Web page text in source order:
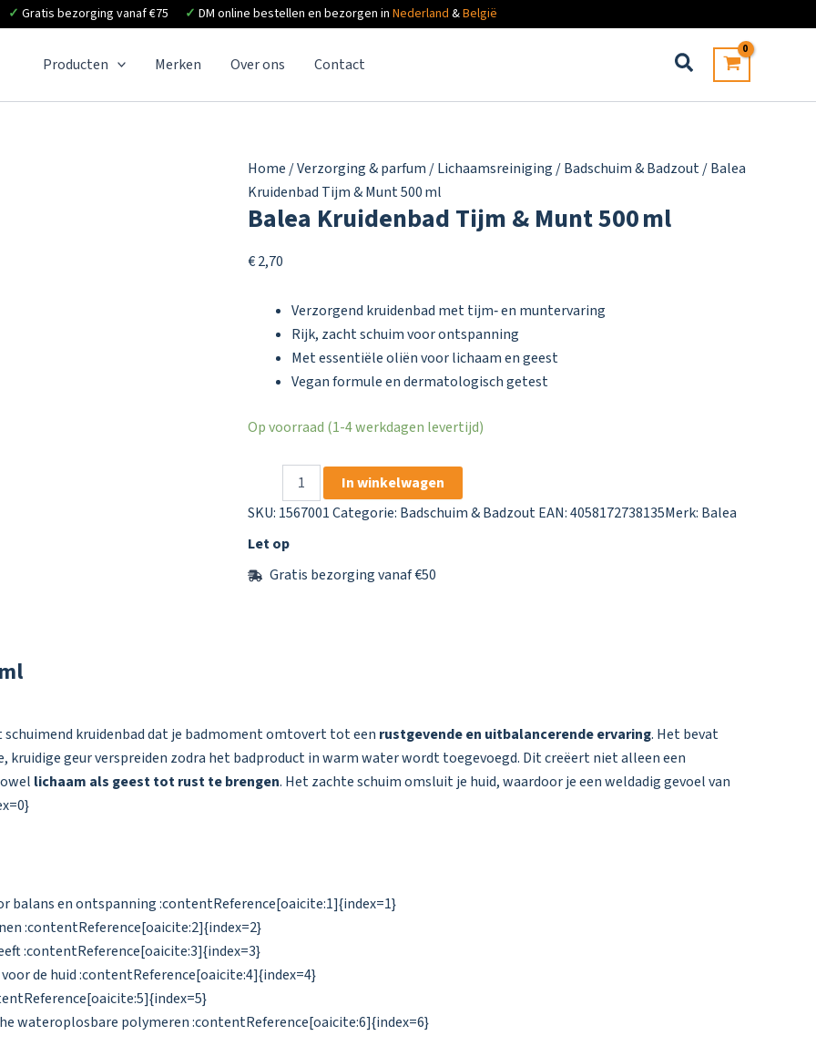
✓ Gratis bezorging vanaf €75 ✓ DM online bestellen en bezorgen in Nederland &België
Producten Merken Over ons Contact
Home /Verzorging & parfum /Lichaamsreiniging /Badschuim & Badzout/ Balea
Kruidenbad Tijm & Munt 500 ml
Balea Kruidenbad Tijm & Munt 500 ml
€2,70
Verzorgend kruidenbad met tijm‑ en muntervaring
Rijk, zacht schuim voor ontspanning
Met essentiële oliën voor lichaam en geest
Vegan formule en dermatologisch getest
Op voorraad (1-4 werkdagen levertijd)
Kruidenbad
Tijm
Munt
aantal
In winkelwagen
SKU: 1567001Categorie: Badschuim & BadzoutEAN: 4058172738135Merk: Balea
Let op
Gratis bezorging vanaf €50
schuimend kruidenbad dat je badmoment omtovert tot een rustgevende en uitbalancerende ervaring. Het bevat
kruidige geur verspreiden zodra het badproduct in warm water wordt toegevoegd. Dit creëert niet alleen een
lichaam als geest tot rust te brengen. Het zachte schuim omsluit je huid, waardoor je een weldadig gevoel van
balans en ontspanning :contentReference[oaicite:1]{index=1}
:contentReference[oaicite:2]{index=2}
:contentReference[oaicite:3]{index=3}
de huid :contentReference[oaicite:4]{index=4}
wateroplosbare polymeren :contentReference[oaicite:6]{index=6}